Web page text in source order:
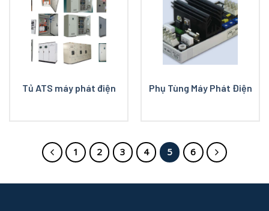
Tủ ATS máy phát điện Phụ Tùng Máy Phát Điện
1 2 3 4 5 6